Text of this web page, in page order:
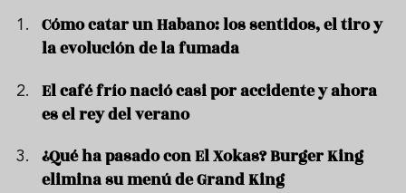
Cómo catar un Habano: los sentidos, el tiro y
la evolución de la fumada
El café frío nació casi por accidente y ahora
es el rey del verano
¿Qué ha pasado con El Xokas? Burger King
elimina su menú de Grand King